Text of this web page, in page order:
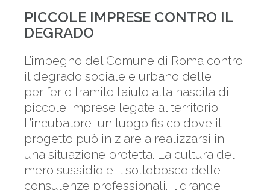
PICCOLE IMPRESE CONTRO IL
DEGRADO
L’impegno del Comune di Roma contro
il degrado sociale e urbano delle
periferie tramite l’aiuto alla nascita di
piccole imprese legate al territorio.
L’incubatore, un luogo fisico dove il
progetto può iniziare a realizzarsi in
una situazione protetta. La cultura del
mero sussidio e il sottobosco delle
consulenze professionali. Il grande